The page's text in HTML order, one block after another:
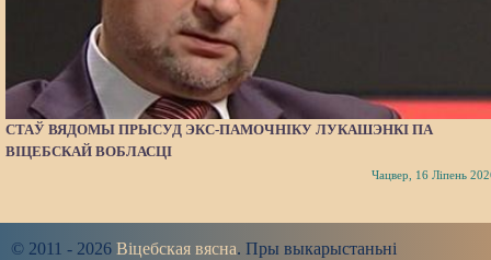
СТАЎ ВЯДОМЫ ПРЫСУД ЭКС-ПАМОЧНІКУ ЛУКАШЭНКІ ПА
ВІЦЕБСКАЙ ВОБЛАСЦІ
Чацвер, 16 Ліпень
© 2011 - 2026 Віцебская вясна. Пры выкарыстаньні